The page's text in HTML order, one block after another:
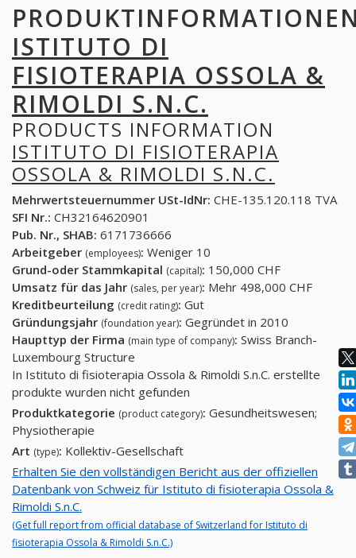
ISTITUTO DI
FISIOTERAPIA OSSOLA &
RIMOLDI S.N.C.
PRODUCTS INFORMATION
ISTITUTO DI FISIOTERAPIA
OSSOLA & RIMOLDI S.N.C.
Mehrwertsteuernummer USt-IdNr: CHE-135.120.118 TVA
SFI Nr.: CH32164620901
Pub. Nr., SHAB: 6171736666
Arbeitgeber (employees): Weniger 10
Grund-oder Stammkapital (capital): 150,000 CHF
Umsatz für das Jahr (sales, per year): Mehr 498,000 CHF
Kreditbeurteilung (credit rating): Gut
Gründungsjahr (foundation year): Gegründet in 2010
Haupttyp der Firma (main type of company): Swiss Branch-
Luxembourg Structure
In Istituto di fisioterapia Ossola & Rimoldi S.n.C. erstellte
produkte wurden nicht gefunden
Produktkategorie (product category): Gesundheitswesen;
Physiotherapie
Art (type): Kollektiv-Gesellschaft
Erhalten Sie den vollständigen Bericht aus der offiziellen
Datenbank von Schweiz für Istituto di fisioterapia Ossola &
Rimoldi S.n.C.
(Get full report from official database of Switzerland for Istituto di
fisioterapia Ossola & Rimoldi S.n.C.)